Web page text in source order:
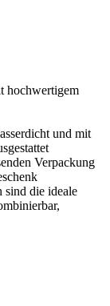
hochwertigem
und mit
Verpackung
die ideale